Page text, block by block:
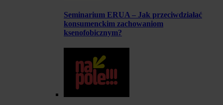
Seminarium ERUA – Jak przeciwdziałać
konsumenckim zachowaniom
ksenofobicznym?